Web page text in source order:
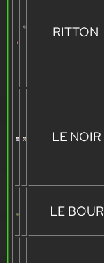
RITTON
LE NOIR
LE BOUR